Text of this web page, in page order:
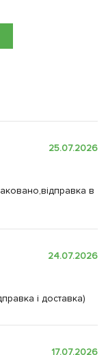
25.07.2026
в
24.07.2026
і доставка)
17.07.2026